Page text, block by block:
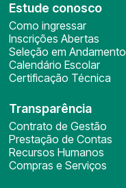
Estude conosco
Como ingressar
Inscrições Abertas
Seleção em Andamento
Calendário Escolar
Certificação Técnica
Transparência
Contrato de Gestão
Prestação de Contas
Recursos Humanos
Compras e Serviços